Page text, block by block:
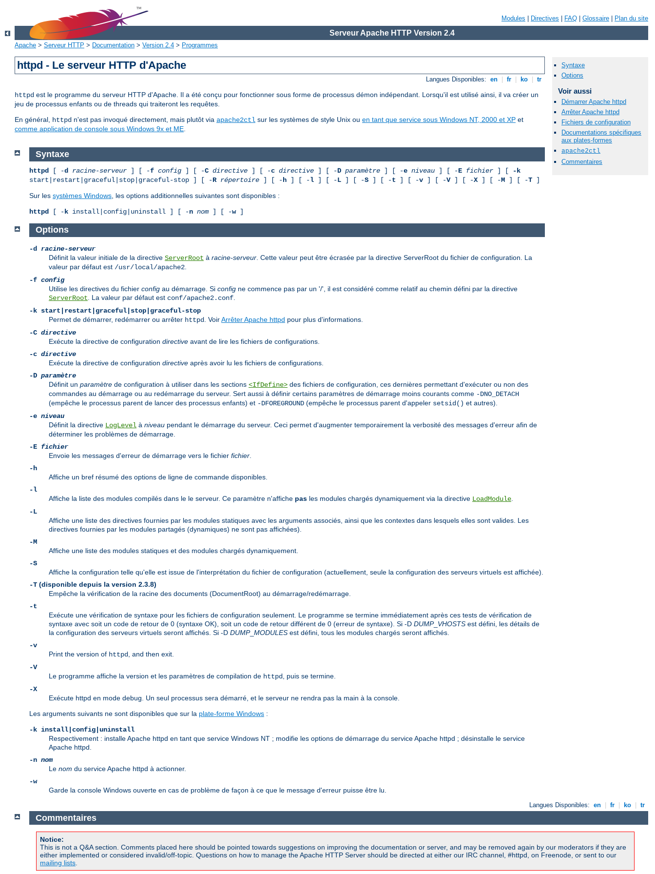
Modules Directives FAQ Glossaire Plan du site
Serveur Apache HTTP Version 2.4
Apache > Serveur HTTP > Documentation > Version 2.4 > Programmes
httpd - Le serveur HTTP d'Apache
Langues Disponibles: en fr ko tr
httpd est le programme du serveur HTTP d'Apache. Il a été conçu pour fonctionner sous forme de processus démon indépendant. Lorsqu'il est utilisé ainsi, il va créer un
jeu de processus enfants ou de threads qui traiteront les requêtes.
En général, httpd n'est pas invoqué directement, mais plutôt via apache2ctl sur les systèmes de style Unix ou en tant que service sous Windows NT, 2000 et XP et
comme application de console sous Windows 9x et ME.
Syntaxe
Options
Voir aussi
Démarrer Apache httpd
Arrêter Apache httpd
Fichiers de configuration
Documentations spécifiques
aux plates-formes
apache2ctl
Commentaires
Syntaxe
httpd [ -d racine-serveur ] [ -f config ] [ -C directive ] [ -c directive ] [ -D paramètre ] [ -e niveau ] [ -E fichier ] [
-k
start|restart|graceful|stop|graceful-stop ] [ -R répertoire ] [ -h ] [ -l ] [ -L ] [ -S ] [ -t ] [ -v ] [ -V] [ -X] [ -M ] [ -T ]
Sur les systèmes Windows , les options additionnelles suivantes sont disponibles :
httpd [ - k install|config|uninstall ] [ -n nom ] [ -w]
Options
-d racine-serveur
Définit la valeur initiale de la directive ServerRoot à racine-serveur . Cette valeur peut être écrasée par la directive ServerRoot du fichier de configuration. La
valeur par défaut est /usr/local/apache2
-f config
Utilise les directives du fichier config au démarrage. Si config ne commence pas par un '/', il est considéré comme relatif au chemin défini par la directive
ServerRoot . La valeur par défaut est conf/apache2.conf
-k start|restart|graceful|stop|graceful-stop
Permet de démarrer, redémarrer ou arrêter httpd . VoirArrêter Apache httpd pour plus d'informations.
-C directive
Exécute la directive de configuration directive avant de lire les fichiers de configurations.
-c directive
Exécute la directive de configuration directive après avoir lu les fichiers de configurations.
-D paramètre
Définit un paramètre de configuration à utiliser dans les sections <IfDefine> des fichiers de configuration, ces dernières permettant d'exécuter ou non des
commandes au démarrage ou au redémarrage du serveur. Sert aussi à définir certains paramètres de démarrage moins courants comme -DNO_DETACH
(empêche le processus parent de lancer des processus enfants) et -DFOREGROUND (empêche le processus parent d'appeler setsid() et autres).
-e niveau
Définit la directive LogLevel à niveau pendant le démarrage du serveur. Ceci permet d'augmenter temporairement la verbosité des messages d'erreur afin de
déterminer les problèmes de démarrage.
-E fichier
Envoie les messages d'erreur de démarrage vers le fichier fichier
-h
Affiche un bref résumé des options de ligne de commande disponibles.
-l
Affiche la liste des modules compilés dans le le serveur. Ce paramètre n'affiche pas les modules chargés dynamiquement via la directive LoadModule
-L
Affiche une liste des directives fournies par les modules statiques avec les arguments associés, ainsi que les contextes dans lesquels elles sont valides. Les
directives fournies par les modules partagés (dynamiques) ne sont pas affichées).
-M
Affiche une liste des modules statiques et des modules chargés dynamiquement.
-S
Affiche la configuration telle qu'elle est issue de l'interprétation du fichier de configuration (actuellement, seule la configuration des serveurs virtuels est affichée).
-T (disponible depuis la version 2.3.8)
Empêche la vérification de la racine des documents (DocumentRoot) au démarrage/redémarrage.
-t
Exécute une vérification de syntaxe pour les fichiers de configuration seulement. Le programme se termine immédiatement après ces tests de vérification de
syntaxe avec soit un code de retour de 0 (syntaxe OK), soit un code de retour différent de 0 (erreur de syntaxe). Si -D DUMP_ VHOSTS est défini, les détails de
la configuration des serveurs virtuels seront affichés. Si -D DUMP_ MODULES est défini, tous les modules chargés seront affichés.
-v
Print the version of httpd
, and then exit.
-V
Le programme affiche la version et les paramètres de compilation de httpd
, puis se termine.
-X
Exécute httpd en mode debug. Un seul processus sera démarré, et le serveur ne rendra pas la main à la console.
Les arguments suivants ne sont disponibles que sur la plate-forme Windows :
-k install|config|uninstall
Respectivement : installe Apache httpd en tant que service Windows NT ; modifie les options de démarrage du service Apache httpd ; désinstalle le service
Apache httpd.
-n nom
Le nom du service Apache httpd à actionner.
-w
Garde la console Windows ouverte en cas de problème de façon à ce que le message d'erreur puisse être lu.
Langues Disponibles: en fr ko tr
Commentaires
Notice:
This is not a Q&A section. Comments placed here should be pointed towards suggestions on improving the documentation or server, and may be removed again by our moderators if they are
either implemented or considered invalid/off-topic. Questions on how to manage the Apache HTTP Server should be directed at either our IRC channel, #httpd, on Freenode, or sent to our
mailing lists.